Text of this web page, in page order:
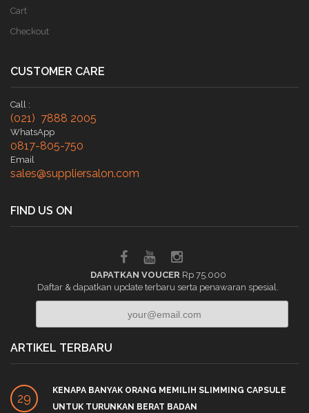
Cart
Checkout
CUSTOMER CARE
Call :
(021) 7888 2005
WhatsApp
0817-805-750
Email
sales@suppliersalon.com
FIND US ON
DAPATKAN VOUCER Rp 75.000
Daftar & dapatkan update terbaru serta penawaran spesial.
ARTIKEL TERBARU
29
KENAPA BANYAK ORANG MEMILIH SLIMMING CAPSULE
UNTUK TURUNKAN BERAT BADAN